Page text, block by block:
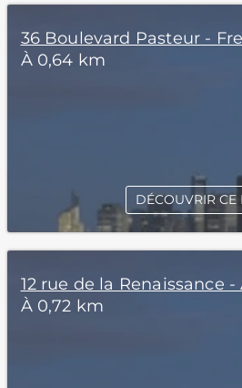
36 Boulevard Pasteur -
À 0,64 km
DÉCOUVRIR CE
12 rue de la Renaissance
À 0,72 km